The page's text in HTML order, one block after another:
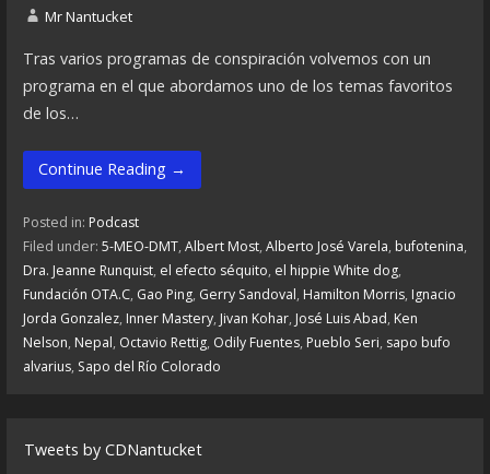
Mr Nantucket
Tras varios programas de conspiración volvemos con un
programa en el que abordamos uno de los temas favoritos
de los…
Continue Reading →
Posted in: Podcast
Filed under: 5-MEO-DMT, Albert Most, Alberto José Varela, bufotenina,
Dra. Jeanne Runquist, el efecto séquito, el hippie White dog,
Fundación OTA.C, Gao Ping, Gerry Sandoval, Hamilton Morris, Ignacio
Jorda Gonzalez, Inner Mastery, Jivan Kohar, José Luis Abad, Ken
Nelson, Nepal, Octavio Rettig, Odily Fuentes, Pueblo Seri, sapo bufo
alvarius, Sapo del Río Colorado
Tweets by CDNantucket